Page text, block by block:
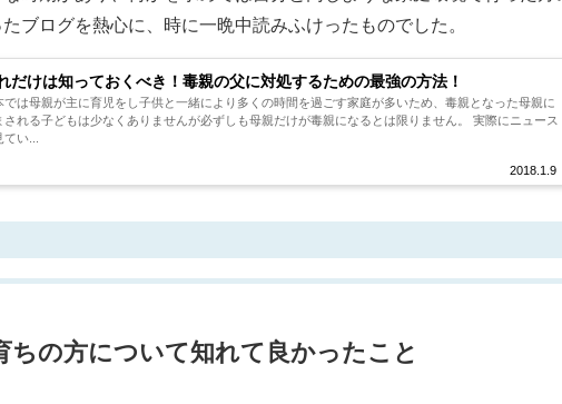
ブログを熱心に、時に一晩中読みふけったものでした。
だけは知っておくべき！毒親の父に対処するための最強の方法！
2018.1.9
では母親が主に育児をし子供と一緒により多くの時間を過ごす家庭が多いため、毒親となった母親に
される子どもは少なくありませんが必ずしも母親だけが毒親になるとは限りません。 実際にニュース
てい...
ちの方について知れて良かったこと